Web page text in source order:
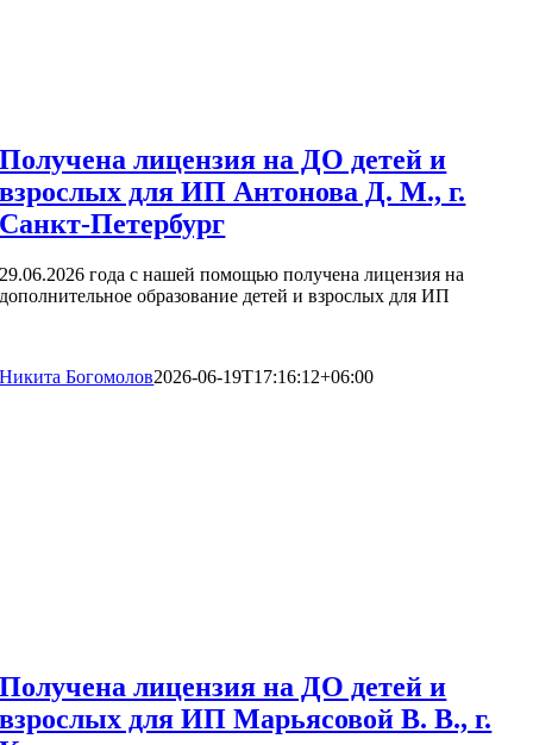
Получена лицензия на ДО детей и
взрослых для ИП Антонова Д. М., г.
Санкт-Петербург
29.06.2026 года с нашей помощью получена лицензия на
дополнительное образование детей и взрослых для ИП
Никита Богомолов2026-06-19T17:16:12+06:00
Получена лицензия на ДО детей и
взрослых для ИП Марьясовой В. В., г.